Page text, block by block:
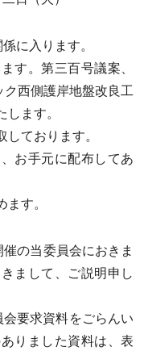
に入ります。
す。第三百号議案、
西側護岸地盤改良工
ます。
ております。
お手元に配布してあ
す。
の当委員会におきま
まして、ご説明申し
要求資料をごらんい
りました資料は、表